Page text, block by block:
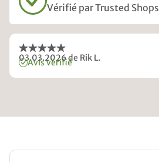
Vérifié par Trusted Shops
03.03.2026de Rik L.
Avis vérifié